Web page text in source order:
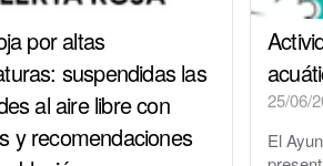
Juzgados
Parque y zonas verdes
Plaza de toros
Piscinas Municipales
por altas
suspendidas las
al aire libre con
y recomendaciones
25/06/
El